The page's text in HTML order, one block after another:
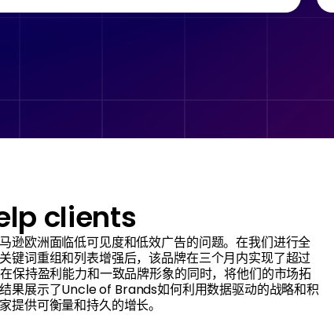
clients
逊欧洲面临低可见度和低效广告的问题。在我们进行全
键词重组和列表增强后，该品牌在三个月内实现了超过
保持盈利能力和一致品牌形象的同时，将他们的市场拓
果展示了Uncle of Brands如何利用数据驱动的战略和积
提供可衡量和持久的增长。